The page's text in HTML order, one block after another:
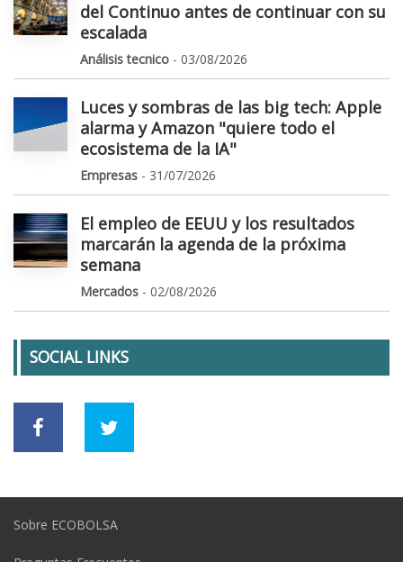
del Continuo antes de continuar con su
escalada
Análisis tecnico - 03/08/2026
Luces y sombras de las big tech: Apple
alarma y Amazon "quiere todo el
ecosistema de la IA"
Empresas - 31/07/2026
El empleo de EEUU y los resultados
marcarán la agenda de la próxima
semana
Mercados - 02/08/2026
SOCIAL LINKS
Sobre ECOBOLSA